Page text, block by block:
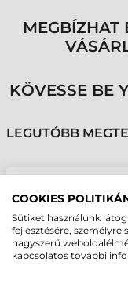
MEGBÍZHAT
KÖVESSE BE
LEGUTÓBB
MS9535
COOKIES
Sütiket használunk
fejlesztésére,
nagyszerű
kapcsolatos további